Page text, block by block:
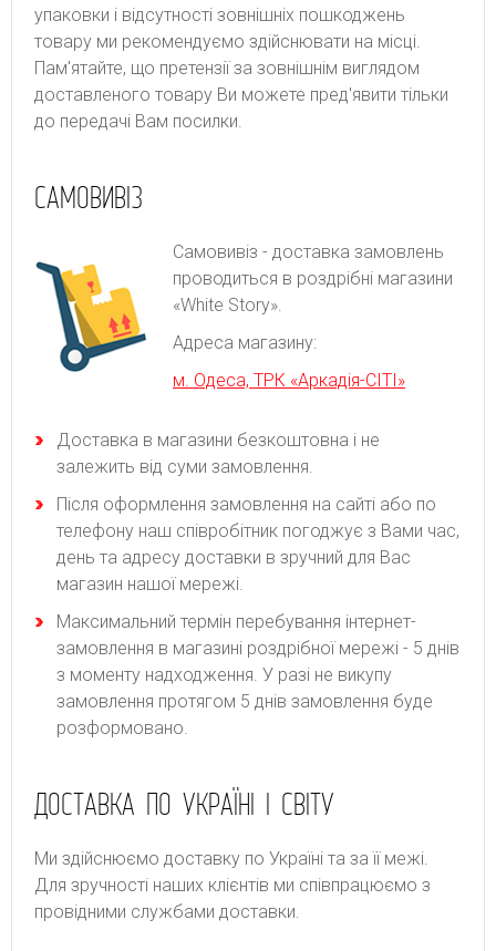
упаковки і відсутності зовнішніх пошкоджень
товару ми рекомендуємо здійснювати на місці.
Пам'ятайте, що претензії за зовнішнім виглядом
доставленого товару Ви можете пред'явити тільки
до передачі Вам посилки.
САМОВИВІЗ
Самовивіз - доставка замовлень
проводиться в роздрібні магазини
«White Story».
Адреса магазину:
м. Одеса, ТРК «Аркадія-СІТІ»
Доставка в магазини безкоштовна і не
залежить від суми замовлення.
Після оформлення замовлення на сайті або по
телефону наш співробітник погоджує з Вами час,
день та адресу доставки в зручний для Вас
магазин нашої мережі.
Максимальний термін перебування інтернет-
замовлення в магазині роздрібної мережі - 5 днів
з моменту надходження. У разі не викупу
замовлення протягом 5 днів замовлення буде
розформовано.
ДОСТАВКА ПО УКРАЇНІ І СВІТУ
Ми здійснюємо доставку по Україні та за її межі.
Для зручності наших клієнтів ми співпрацюємо з
провідними службами доставки.